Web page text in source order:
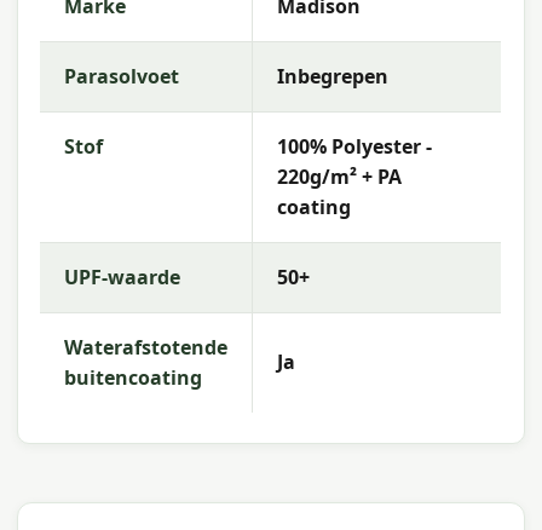
Marke Madison
Parasolvoet Inbegrepen
Stof
100% Polyester -
220g/m² + PA
coating
UPF-waarde 50+
Waterafstotende
buitencoating
Ja